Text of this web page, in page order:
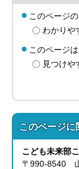
このページ
わかりや
このページ
見つけや
このページに
こども未来部
〒990-8540